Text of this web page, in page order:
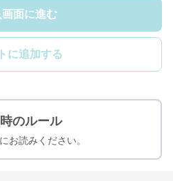
画面に進む
に追加する
のルール
お読みください。